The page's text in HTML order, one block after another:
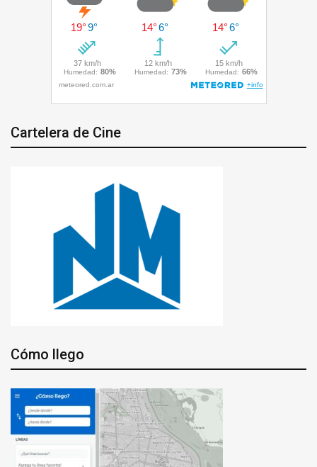
Cartelera de Cine
Cómo llego